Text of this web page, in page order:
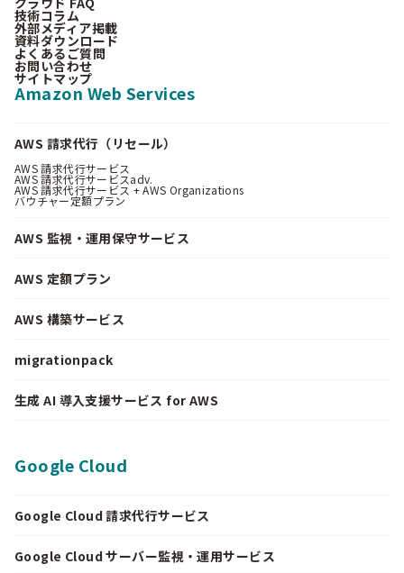
技術コラム
外部メディア掲載
資料ダウンロード
よくあるご質問
お問い合わせ
サイトマップ
Amazon Web Services
AWS 請求代行（リセール）
AWS 請求代行サービス
AWS 請求代行サービスadv.
AWS 請求代行サービス + AWS Organizations
バウチャー定額プラン
AWS 監視・運用保守サービス
AWS 定額プラン
AWS 構築サービス
migrationpack
生成 AI 導入支援サービス for AWS
Google Cloud
Google Cloud 請求代行サービス
Google Cloud サーバー監視・運用サービス